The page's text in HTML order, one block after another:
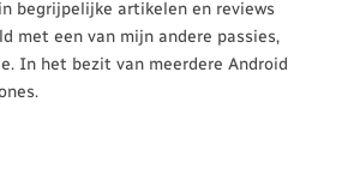
begrijpelijke artikelen en reviews
met een van mijn andere passies,
In het bezit van meerdere Android